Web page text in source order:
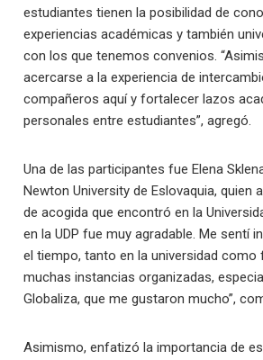
estudiantes tienen la posibilidad de
experiencias académicas y también
con los que tenemos convenios.
acercarse a la experiencia de
compañeros aquí y fortalecer lazos
personales entre estudiantes”, agregó.
Una de las participantes fue Elena
Newton University de Eslovaquia, quien
de acogida que encontró en la
en la UDP fue muy agradable. Me sentí
el tiempo, tanto en la universidad como
muchas instancias organizadas,
Globaliza, que me gustaron mucho”,
Asimismo, enfatizó la importancia de